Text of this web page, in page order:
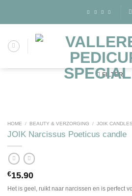
content
FILTER
HOME / BEAUTY & VERZORGING / JOIK CANDLES
JOIK Narcissus Poeticus candle
€15.90
Het is geel, ruikt naar narcissen en is perfect